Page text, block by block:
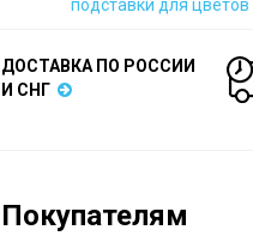
подставки для цветов
ДОСТАВКА ПО РОССИИ
И СНГ
Покупателям